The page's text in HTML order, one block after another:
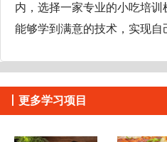
内，选择一家专业的小吃培
能够学到满意的技术，实现自
更多学习项目